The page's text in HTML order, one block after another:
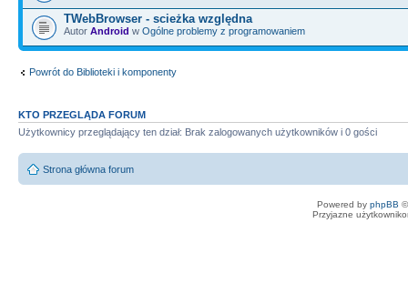
TWebBrowser - scieżka względna
Autor Android w Ogólne problemy z programowaniem
Powrót do Biblioteki i komponenty
KTO PRZEGLĄDA FORUM
Użytkownicy przeglądający ten dział: Brak zalogowanych użytkowników i 0 gości
Strona główna forum
Powered by phpBB
Przyjazne